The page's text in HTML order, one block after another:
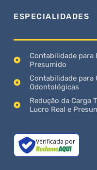
ESPECIALIDADES
Contabilidade para
Presumido
Contabilidade para
Odontológicas
Redução da Carga
Lucro Real e
Verificada por